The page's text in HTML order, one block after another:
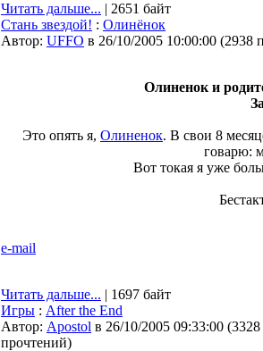
Читать дальше... | 2651 байт
Стань звездой! : Олинёнок
Автор: UFFO в 26/10/2005 10:00:00 (2938
Олиненок и
Это опять я, Олиненок. В свои 8
говарю:
Вот токая я уже
e-mail
Читать дальше... | 1697 байт
Игры : After the End
Автор: Apostol в 26/10/2005 09:33:00 (3328
прочтений)